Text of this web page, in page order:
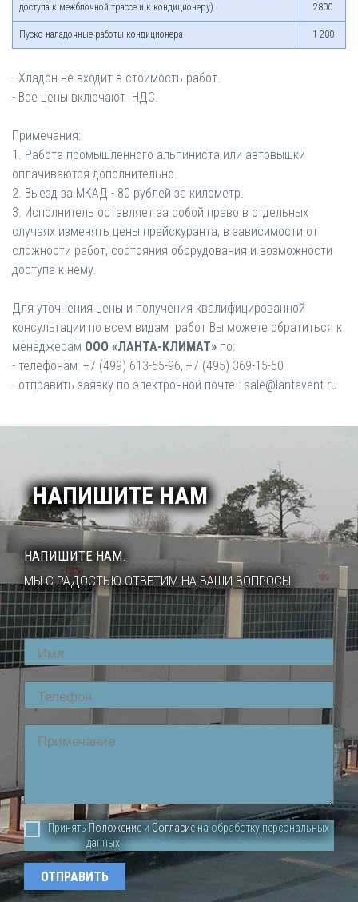
доступа к межблочной трассе и к кондиционеру)
2800
Пуско-наладочные работы кондиционера 1 200
- Хладон не входит в стоимость работ.
- Все цены включают НДС.
Примечания:
1. Работа промышленного альпиниста или автовышки
оплачиваются дополнительно.
2. Выезд за МКАД - 80 рублей за километр.
3. Исполнитель оставляет за собой право в отдельных
случаях изменять цены прейскуранта, в зависимости от
сложности работ, состояния оборудования и возможности
доступа к нему.
Для уточнения цены и получения квалифицированной
консультации по всем видам работ Вы можете обратиться к
менеджерам ООО «ЛАНТА-КЛИМАТ» по:
- телефонам: +7 (499) 613-55-96, +7 (495) 369-15-50
- отправить заявку по электронной почте : sale@lantavent.ru
НАПИШИТЕ НАМ
НАПИШИТЕ НАМ.
МЫ С РАДОСТЬЮ ОТВЕТИМ НА ВАШИ ВОПРОСЫ.
Name
Phone
Comment
Принять Положение и Согласие на обработку персональных
данных.